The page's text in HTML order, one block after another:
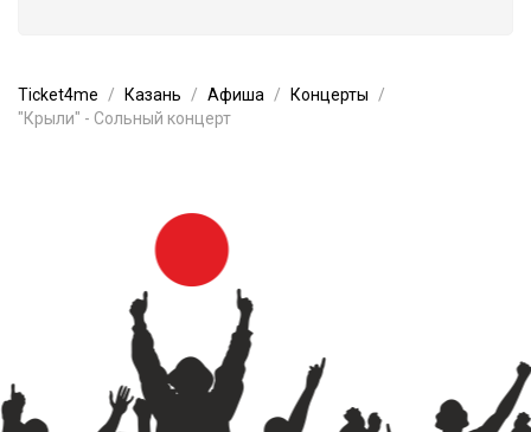
Ticket4me Казань Афиша
Концерты
"Крыли" - Сольный концерт